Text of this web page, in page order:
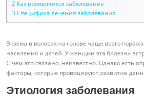
2 Как проявляется заболевание
3 Специфика лечения заболевания
Экзема в волосах на голове чаще всего
населения и детей. У женщин эта болезнь
С чем это связано, неизвестно. Однако есть
факторы, которые провоцируют развитие
Этиология заболевания